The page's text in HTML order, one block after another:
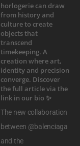
The new collaboration
between @balenciaga
and the